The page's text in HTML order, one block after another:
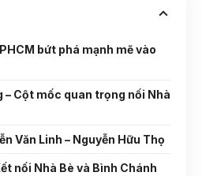
bứt phá mạnh mẽ vào
– Cột mốc quan trọng nối Nhà
Văn Linh – Nguyễn Hữu Thọ
nối Nhà Bè và Bình Chánh